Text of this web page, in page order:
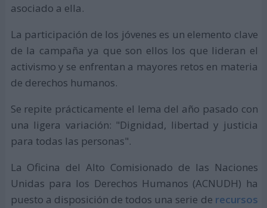
asociado a ella.
La participación de los jóvenes es un elemento clave
de la campaña ya que son ellos los que lideran el
activismo y se enfrentan a mayores retos en materia
de derechos humanos.
Se repite prácticamente el lema del año pasado con
una ligera variación: "Dignidad, libertad y justicia
para todas las personas".
La Oficina del Alto Comisionado de las Naciones
Unidas para los Derechos Humanos (ACNUDH) ha
puesto a disposición de todos una serie de recursos